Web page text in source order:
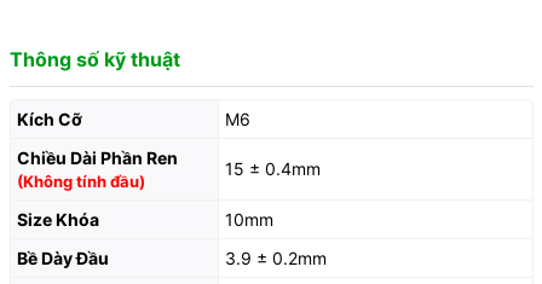
Thông số kỹ thuật
Kích Cỡ
M6
Chiều Dài Phần Ren
(Không tính đầu)
15 ± 0.4mm
Size Khóa
10mm
Bề Dày Đầu
3.9 ± 0.2mm